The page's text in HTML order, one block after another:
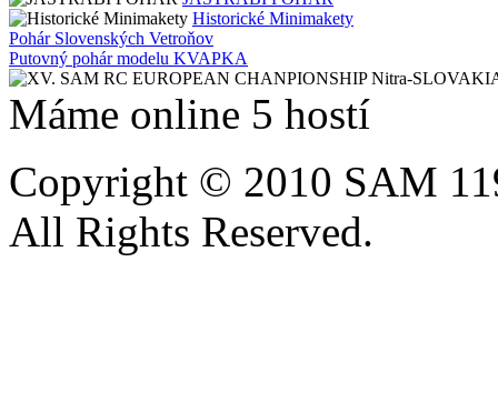
Historické Minimakety
Pohár Slovenských Vetroňov
Putovný pohár modelu KVAPKA
Máme online 5 hostí
Copyright © 2010 SAM
All Rights Reserved.